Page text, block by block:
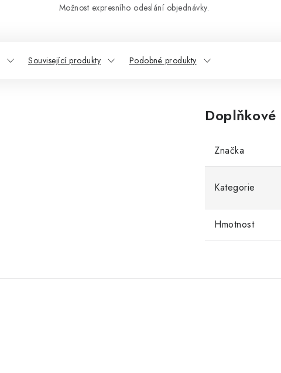
Možnost expresního odeslání objednávky.
Související produkty Podobné produkty
Značka
Kategorie
Hmotnost